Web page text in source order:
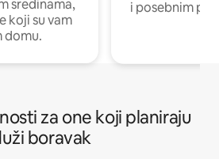
sredinama,
koji su vam
domu.
i posebnim
za one koji planiraju
boravak